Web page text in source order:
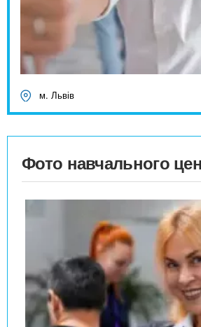
м. Львів
Фото навчального